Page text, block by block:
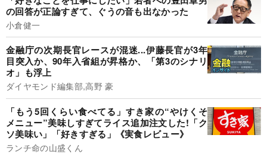
の回答が正論すぎて、ぐうの音も出なかった
小倉健一
金融庁の次期長官レースが混迷...伊藤長官が3年
目突入か、90年入省組が昇格か、「第3のシナリ
オ」も浮上
ダイヤモンド編集部,高野 豪
「もう5回くらい食べてる」すき家の“やけくそ
メニュー”美味しすぎてライス追加注文した!「ク
ソ美味い」「好きすぎる」《実食レビュー》
ランチ命の山盛くん